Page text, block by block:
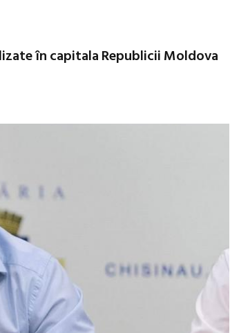
în capitala Republicii Moldova